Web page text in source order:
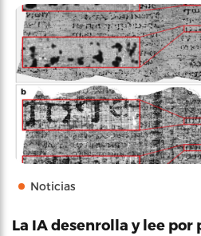
Noticias
La IA desenrolla y lee por